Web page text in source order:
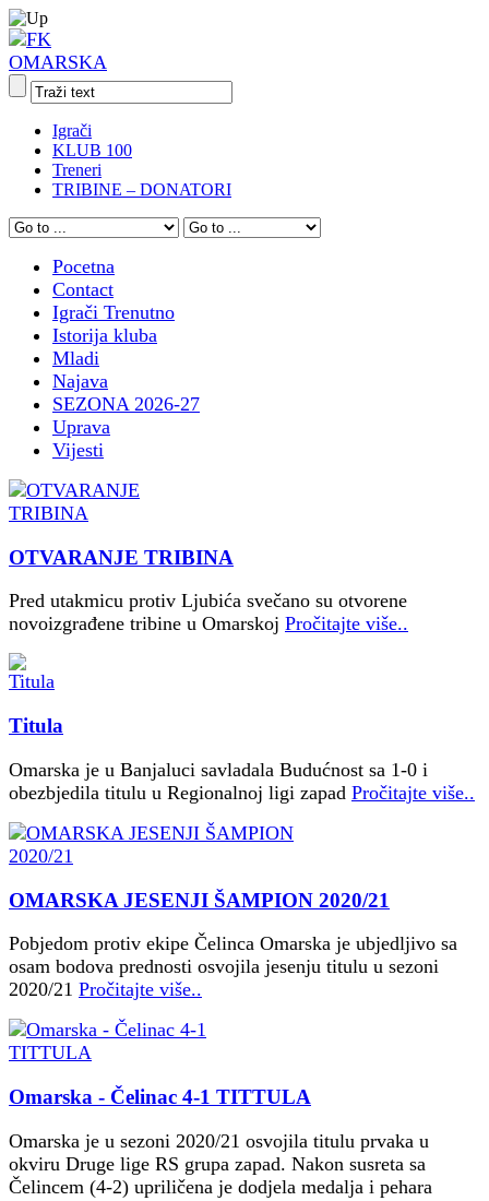
Igrači
KLUB 100
Treneri
TRIBINE – DONATORI
Pocetna
Contact
Igrači Trenutno
Istorija kluba
Mladi
Najava
SEZONA 2026-27
Uprava
Vijesti
OTVARANJE TRIBINA
Pred utakmicu protiv Ljubića svečano su otvorene
novoizgrađene tribine u Omarskoj Pročitajte više..
Titula
Omarska je u Banjaluci savladala Budućnost sa 1-0 i
obezbjedila titulu u Regionalnoj ligi zapad Pročitajte više..
OMARSKA JESENJI ŠAMPION 2020/21
Pobjedom protiv ekipe Čelinca Omarska je ubjedljivo sa
osam bodova prednosti osvojila jesenju titulu u sezoni
2020/21 Pročitajte više..
Omarska - Čelinac 4-1 TITTULA
Omarska je u sezoni 2020/21 osvojila titulu prvaka u
okviru Druge lige RS grupa zapad. Nakon susreta sa
Čelincem (4-2) upriličena je dodjela medalja i pehara